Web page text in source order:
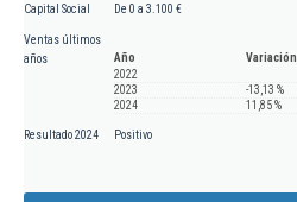
Capital Social De 0 a 3.100 €
Ventas últimos
años
Año
Variación
2022
2023
-13,13 %
2024
11,85 %
Resultado 2024 Positivo